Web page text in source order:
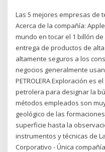
Las 5 mejores empresas de
Acerca de la compañía:
mundo en tocar el 1 billón
entrega de productos de
altamente seguros a los
negocios generalmente usan
PETROLERA Exploración es
petrolera para designar la
métodos empleados son
geológico de las
superficie hasta la
instrumentos y técnicas de
Corporativo - Única